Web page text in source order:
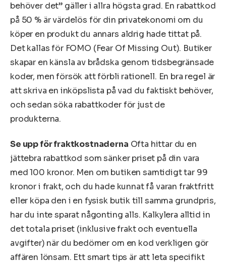
behöver det” gäller i allra högsta grad. En rabattkod
på 50 % är värdelös för din privatekonomi om du
köper en produkt du annars aldrig hade tittat på.
Det kallas för FOMO (Fear Of Missing Out). Butiker
skapar en känsla av brådska genom tidsbegränsade
koder, men försök att förbli rationell. En bra regel är
att skriva en inköpslista på vad du faktiskt behöver,
och sedan söka rabattkoder för just de
produkterna.
Se upp för fraktkostnaderna Ofta hittar du en
jättebra rabattkod som sänker priset på din vara
med 100 kronor. Men om butiken samtidigt tar 99
kronor i frakt, och du hade kunnat få varan fraktfritt
eller köpa den i en fysisk butik till samma grundpris,
har du inte sparat någonting alls. Kalkylera alltid in
det totala priset (inklusive frakt och eventuella
avgifter) när du bedömer om en kod verkligen gör
affären lönsam. Ett smart tips är att leta specifikt